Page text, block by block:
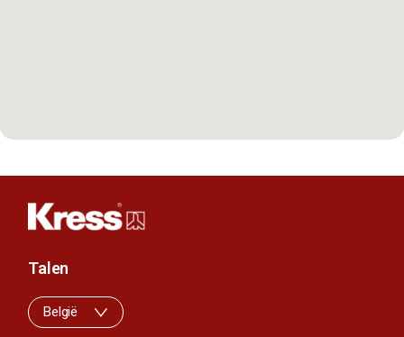
Talen
België